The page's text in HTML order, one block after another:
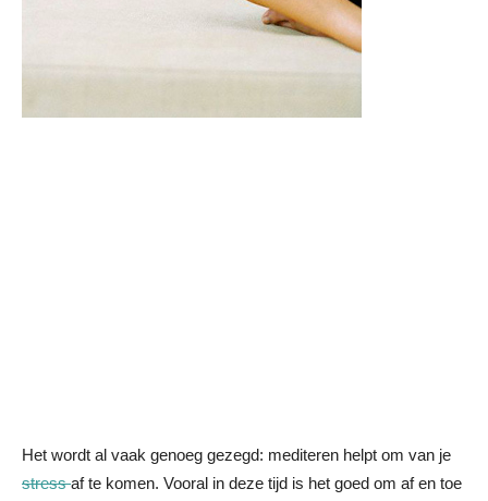
Het wordt al vaak genoeg gezegd: mediteren helpt om van je
stressaf te komen. Vooral in deze tijd is het goed om af en toe